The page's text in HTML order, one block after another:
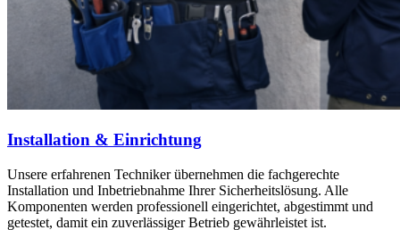
Installation & Einrichtung
Unsere erfahrenen Techniker übernehmen die fachgerechte
Installation und Inbetriebnahme Ihrer Sicherheitslösung. Alle
Komponenten werden professionell eingerichtet, abgestimmt und
getestet, damit ein zuverlässiger Betrieb gewährleistet ist.